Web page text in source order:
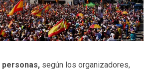
personas, según los organizadores,